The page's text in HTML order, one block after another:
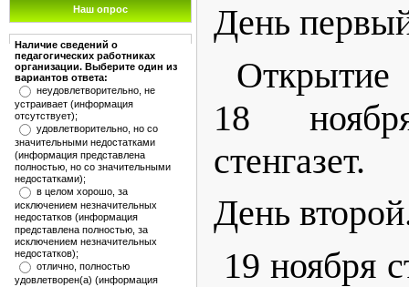
Наш опрос
Наличие сведений о
педагогических работниках
организации. Выберите один из
вариантов ответа:
неудовлетворительно, не
устраивает (информация
отсутствует);
удовлетворительно, но со
значительными недостатками
(информация представлена
полностью, но со значительными
недостатками);
в целом хорошо, за
исключением незначительных
недостатков (информация
представлена полностью, за
исключением незначительных
недостатков);
отлично, полностью
удовлетворен(а) (информация
День
Открытие
18
стенгазет.
День
19 ноября